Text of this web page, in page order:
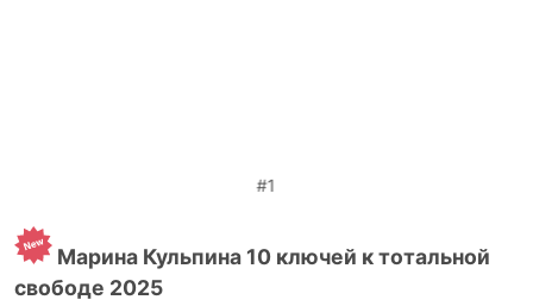
#1
Марина Кульпина 10 ключей к тотальной
свободе 2025